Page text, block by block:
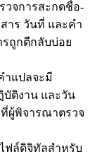
วจการสะกดชื่อ-
าร วันที่ และคำ
รถูกตีกลับบ่อย
แปลจะมี
บัติงาน และวัน
ผู้พิจารณาตรวจ
ฟล์ดิจิทัลสำหรับ